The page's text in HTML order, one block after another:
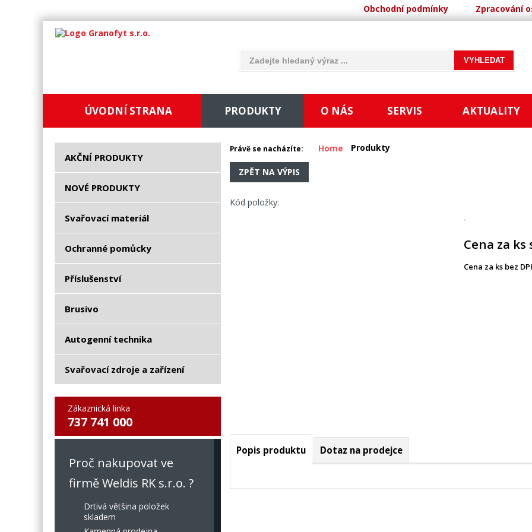
Obchodní podmínky Zpracování
ÚVODNÍ STRANA PRODUKTY O NÁS SERVIS AKTUALITY
AKČNÍ PRODUKTY
NOVÉ PRODUKTY
Svařovací materiál
Ochranné pomůcky
Příslušenství
Brusivo
Autogenní technika
Svařovací zdroje a zařízení
Zákaznická linka
737 741 000
Proč nakupovat ve
firmě Weldis RK s.r.o. ?
Drtivá většina položek
skladem
Právě se nacházíte: Home Produkty
ZPĚT NA VÝPIS
Kód položky:
-
Cena za ks
Cena za ks bez
Popis produktu Dotaz na prodejce